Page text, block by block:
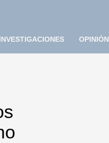
INVESTIGACIONES OPINIÓN